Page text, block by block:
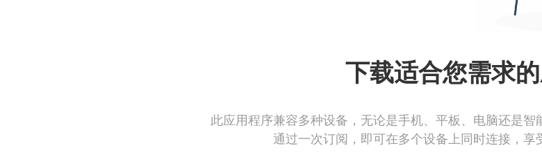
下载适合您需求
此应用程序兼容多种设备，无论是手机、平板、电脑还是智
通过一次订阅，即可在多个设备上同时连接，享